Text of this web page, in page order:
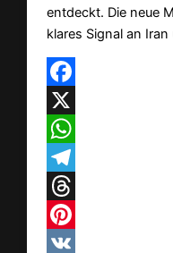
entdeckt. Die neue
klares Signal an
Facebook
X
WhatsApp
Telegram
Threads
Pinterest